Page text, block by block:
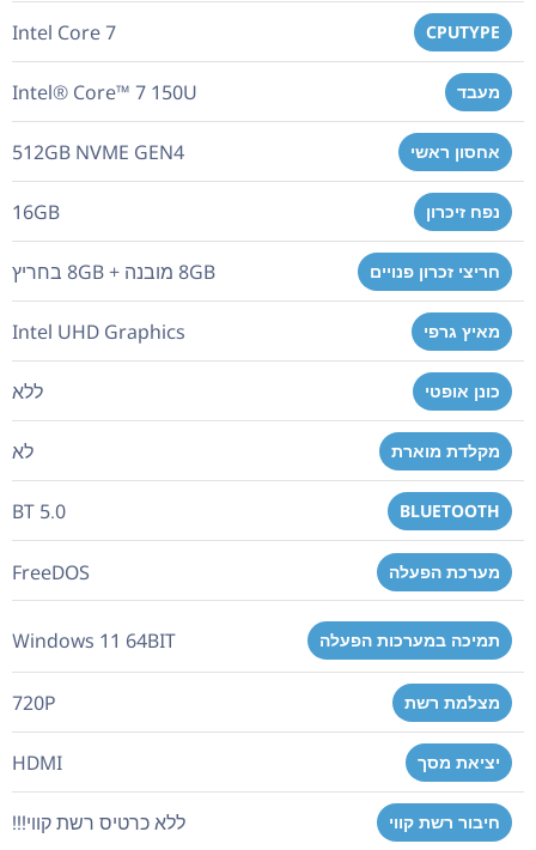
CPUTYPE
Intel Core 7
מעבד Intel® Core™ 7 150U
אחסון ראשי 512GB NVME GEN4
נפח זיכרון 16GB
חריצי זכרון פנויים 8GB מובנה + 8GB בחריץ
מאיץ גרפי Intel UHD Graphics
כונן אופטי ללא
מקלדת מוארת לא
BLUETOOTH
BT 5.0
מערכת הפעלה FreeDOS
תמיכה במערכות הפעלה Windows 11 64BIT
מצלמת רשת 720P
יציאת מסך HDMI
חיבור רשת קווי ללא כרטיס רשת קווי!!!